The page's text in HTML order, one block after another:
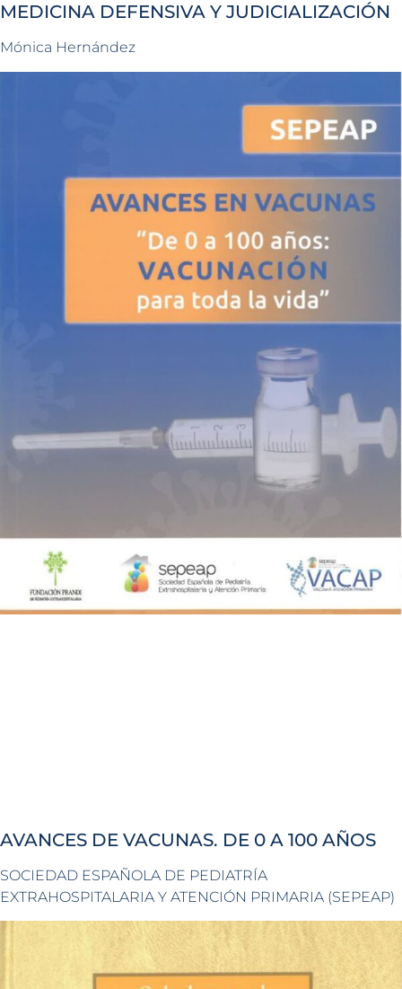
MEDICINA DEFENSIVA Y JUDICIALIZACIÓN
Mónica Hernández
AVANCES DE VACUNAS. DE 0 A 100 AÑOS
SOCIEDAD ESPAÑOLA DE PEDIATRÍA
EXTRAHOSPITALARIA Y ATENCIÓN PRIMARIA (SEPEAP)